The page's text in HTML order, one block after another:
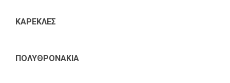
ΚΑΡΕΚΛΕΣ
ΠΟΛΥΘΡΟΝΑΚΙΑ